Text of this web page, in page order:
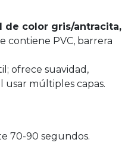
de color gris/antracita,
contiene PVC, barrera
ofrece suavidad,
usar múltiples capas.
70-90 segundos.